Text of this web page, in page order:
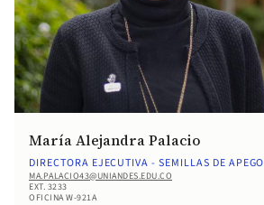
María Alejandra Palacio
DIRECTORA EJECUTIVA - SEMILLAS DE APEGO
MA.PALACIO43@UNIANDES.EDU.CO
EXT. 3233
OFICINA W-921A